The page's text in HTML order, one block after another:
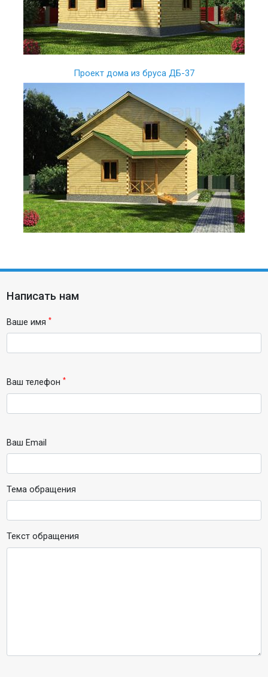
Проект дома из бруса ДБ-37
Написать нам
Ваше имя *
Ваш телефон *
Ваш Email
Тема обращения
Текст обращения